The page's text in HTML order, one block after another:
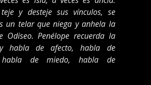
teje y desteje sus vínculos, se
un telar que niega y anhela la
Odiseo. Penélope recuerda la
habla de afecto, habla de
habla de miedo, habla de